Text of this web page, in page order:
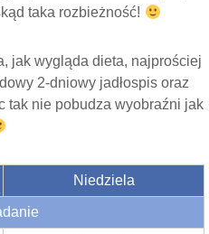
taka rozbieżność!
jak wygląda dieta, najprościej
2-dniowy jadłospis oraz
tak nie pobudza wyobraźni jak
Niedziela